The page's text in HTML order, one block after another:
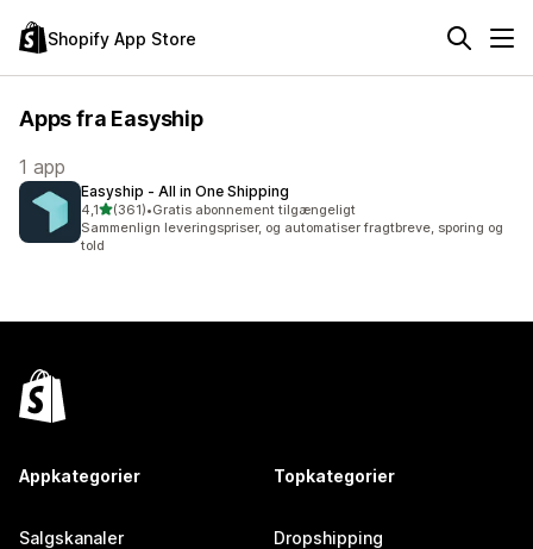
Shopify App Store
Apps fra Easyship
1 app
Easyship ‑ All in One Shipping
4,1ud af 5 stjerner
(361)
361 anmeldelser i alt
•Gratis abonnement tilgængeligt
Sammenlign leveringspriser, og automatiser fragtbreve, sporing og
told
Appkategorier
Salgskanaler
Topkategorier
Dropshipping